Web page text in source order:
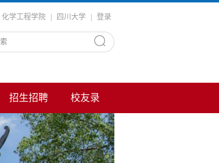
化学工程学院 四川大学 登录
招生招聘 校友录